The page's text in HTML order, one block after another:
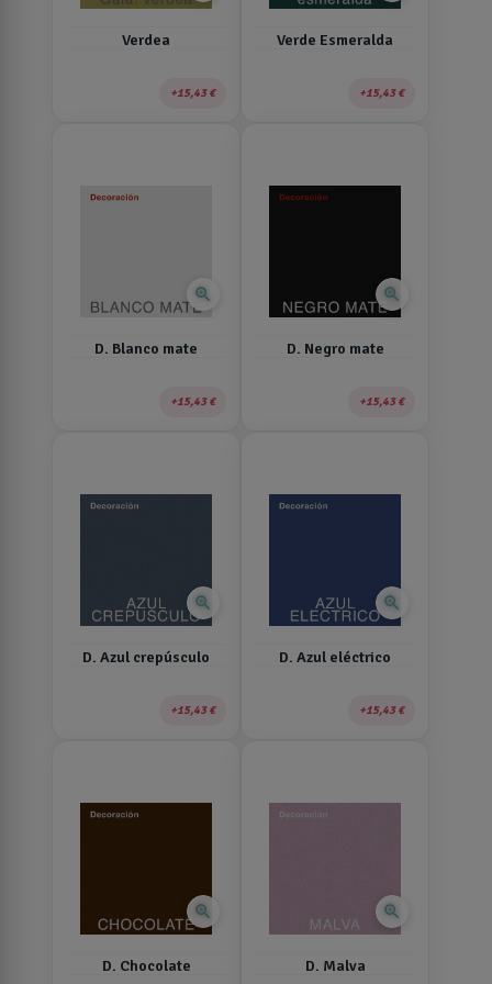
Verdea
15,43 €
Verde Esmeralda
15,43 €
zoom_in
D. Blanco mate
15,43 €
zoom_in
D. Negro mate
15,43 €
zoom_in
D. Azul crepúsculo
15,43 €
zoom_in
D. Azul eléctrico
15,43 €
zoom_in
D. Chocolate
zoom_in
D. Malva